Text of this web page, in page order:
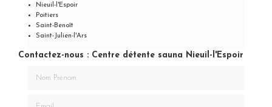
Nieuil-l'Espoir
Poitiers
Saint-Benoît
Saint-Julien-l'Ars
Contactez-nous : Centre détente sauna Nieuil-l'Espoir